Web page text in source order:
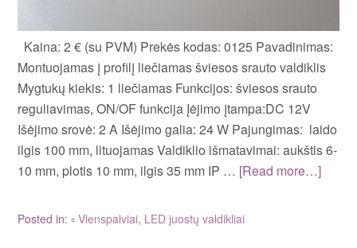
Kaina: 2 € (su PVM) Prekės kodas: 0125 Pavadinimas:
Montuojamas į profilį liečiamas šviesos srauto valdiklis
Mygtukų kiekis: 1 liečiamas Funkcijos: šviesos srauto
reguliavimas, ON/OF funkcija Įėjimo įtampa:DC 12V
Išėjimo srovė: 2 A Išėjimo galia: 24 W Pajungimas: laido
ilgis 100 mm, lituojamas Valdiklio išmatavimai: aukštis 6-
10 mm, plotis 10 mm, ilgis 35 mm IP … [Read more…]
Posted in:▫ Vienspalviai, LED juostų valdikliai